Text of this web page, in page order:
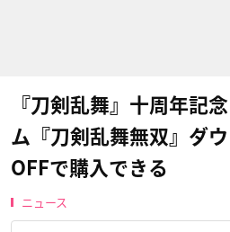
『刀剣乱舞』十周年記
ム『刀剣乱舞無双』ダ
OFFで購入できる
ニュース